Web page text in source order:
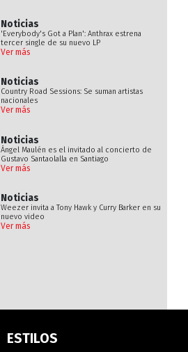
Noticias
'Everybody's Got a Plan': Anthrax estrena
tercer single de su nuevo LP
Ver más
Noticias
Country Road Sessions: Se suman artistas
nacionales
Ver más
Noticias
Ángel Maulén es el invitado al concierto de
Gustavo Santaolalla en Santiago
Ver más
Noticias
Weezer invita a Tony Hawk y Curry Barker en su
nuevo video
Ver más
ESTILOS